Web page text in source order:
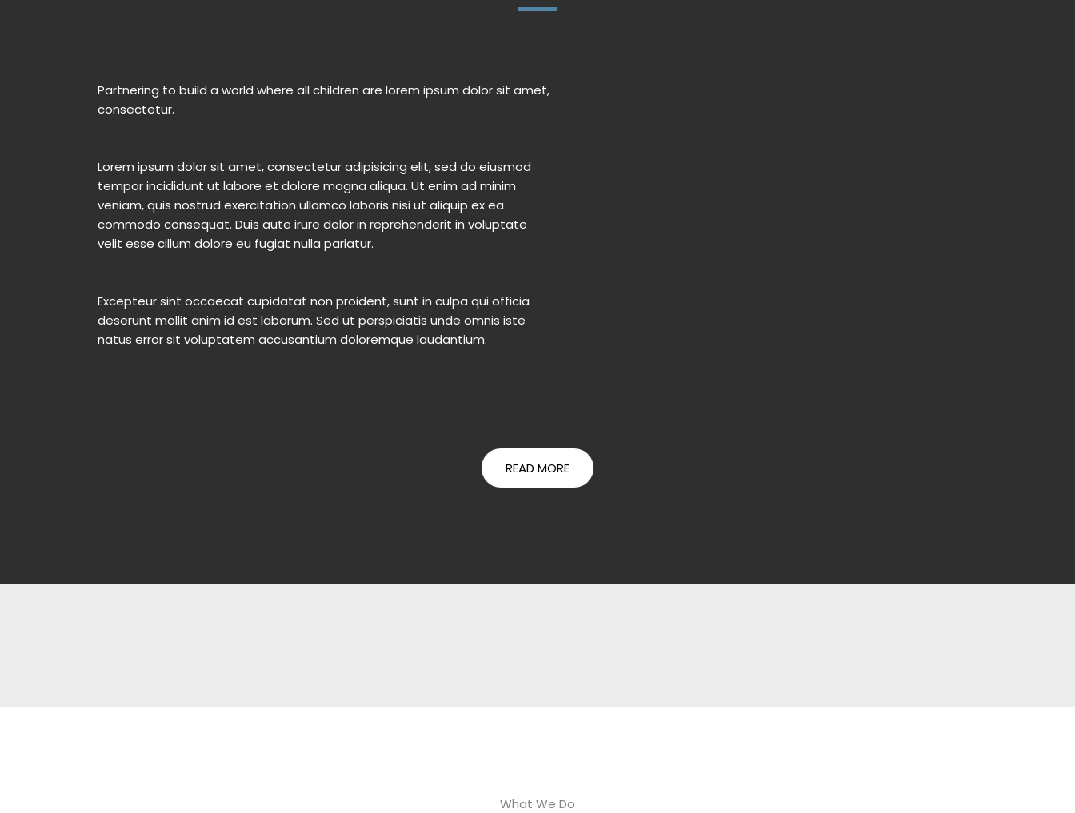
Partnering to build a world where all children are lorem ipsum dolor sit amet,
consectetur.
Lorem ipsum dolor sit amet, consectetur adipisicing elit, sed do eiusmod
tempor incididunt ut labore et dolore magna aliqua. Ut enim ad minim
veniam, quis nostrud exercitation ullamco laboris nisi ut aliquip ex ea
commodo consequat. Duis aute irure dolor in reprehenderit in voluptate
velit esse cillum dolore eu fugiat nulla pariatur.
Excepteur sint occaecat cupidatat non proident, sunt in culpa qui officia
deserunt mollit anim id est laborum. Sed ut perspiciatis unde omnis iste
natus error sit voluptatem accusantium doloremque laudantium.
READ MORE
What We Do